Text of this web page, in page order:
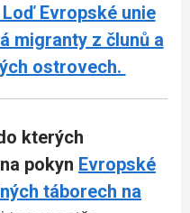
Evropské unie
migranty z člunů a
ostrovech.
kterých
pokyn Evropské
táborech na